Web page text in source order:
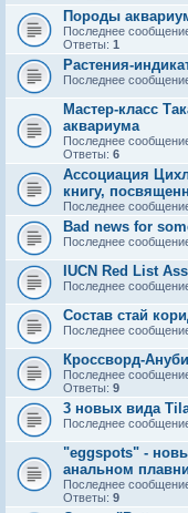
Породы
Последнее
Ответы: 1
Растения-
Последнее
Мастер-класс
аквариума
Последнее
Ответы: 6
Ассоциация
книгу,
Последнее
Bad news for
Последнее
IUCN Red List
Последнее
Состав стай
Последнее
Кроссворд-
Последнее
Ответы: 9
3 новых вида
Последнее
"eggspots" -
анальном
Последнее
Ответы: 9